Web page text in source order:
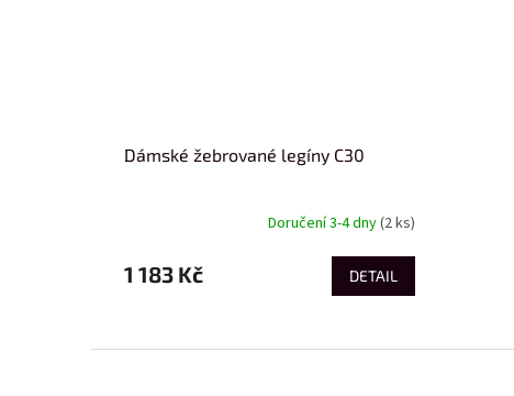
Dámské žebrované legíny C30
Doručení 3-4 dny(2 ks)
1 183 Kč DETAIL